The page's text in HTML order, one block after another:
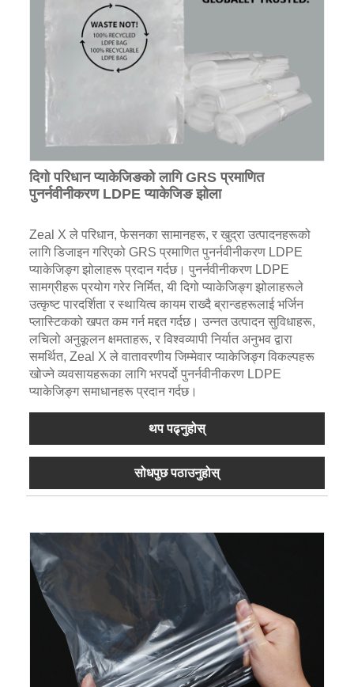
दिगो परिधान प्याकेजिङको लागि GRS प्रमाणित
पुनर्नवीनीकरण LDPE प्याकेजिङ झोला
Zeal X ले परिधान, फेसनका सामानहरू, र खुद्रा उत्पादनहरूको
लागि डिजाइन गरिएको GRS प्रमाणित पुनर्नवीनीकरण LDPE
प्याकेजिङ्ग झोलाहरू प्रदान गर्दछ। पुनर्नवीनीकरण LDPE
सामग्रीहरू प्रयोग गरेर निर्मित, यी दिगो प्याकेजिङ्ग झोलाहरूले
उत्कृष्ट पारदर्शिता र स्थायित्व कायम राख्दै ब्रान्डहरूलाई भर्जिन
प्लास्टिकको खपत कम गर्न मद्दत गर्दछ। उन्नत उत्पादन सुविधाहरू,
लचिलो अनुकूलन क्षमताहरू, र विश्वव्यापी निर्यात अनुभव द्वारा
समर्थित, Zeal X ले वातावरणीय जिम्मेवार प्याकेजिङ्ग विकल्पहरू
खोज्ने व्यवसायहरूका लागि भरपर्दो पुनर्नवीनीकरण LDPE
प्याकेजिङ्ग समाधानहरू प्रदान गर्दछ।
थप पढ्नुहोस्
सोधपुछ पठाउनुहोस्